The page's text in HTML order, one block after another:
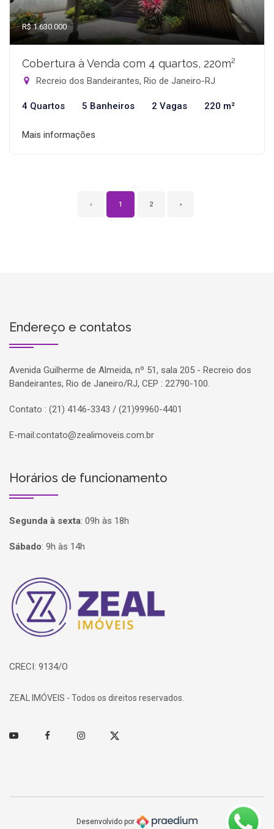
R$ 1.630.000
Cobertura à Venda com 4 quartos, 220m²
Recreio dos Bandeirantes, Rio de Janeiro-RJ
4 Quartos 5 Banheiros 2 Vagas 220 m²
Mais informações
‹ 1 2 ›
Endereço e contatos
Avenida Guilherme de Almeida, nº 51, sala 205 - Recreio dos
Bandeirantes, Rio de Janeiro/RJ, CEP : 22790-100.
Contato : (21) 4146-3343 / (21)99960-4401
E-mail:contato@zealimoveis.com.br
Horários de funcionamento
Segunda à sexta: 09h às 18h
Sábado: 9h às 14h
Página inicial
CRECI: 9134/O
ZEAL IMÓVEIS - Todos os direitos reservados.
Youtube FacebookInstagramTwitter
Desenvolvido por